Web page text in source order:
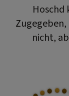
Hoschd
nicht,